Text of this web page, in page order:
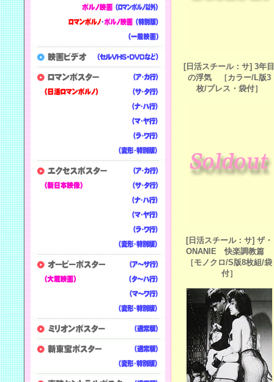
[日活スチール：サ] 3年目
の浮気 ［カラー/L版3
枚/プレス・袋付］
[日活スチール：サ] ザ・
ONANIE 快楽調教篇
［モノクロ/S版8枚組/袋
付］